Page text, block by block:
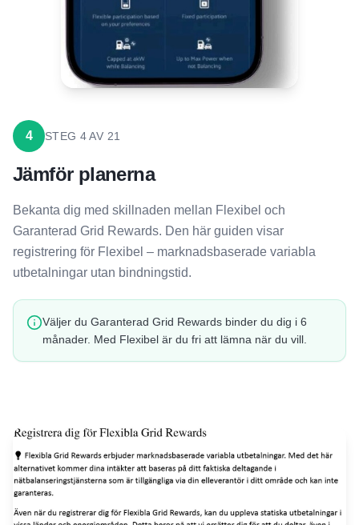
4 STEG 4AV 21
Jämför planerna
Bekanta dig med skillnaden mellan Flexibel och
Garanterad Grid Rewards. Den här guiden visar
registrering för Flexibel – marknadsbaserade variabla
utbetalningar utan bindningstid.
Väljer du Garanterad Grid Rewards binder du dig i 6
månader. Med Flexibel är du fri att lämna när du vill.